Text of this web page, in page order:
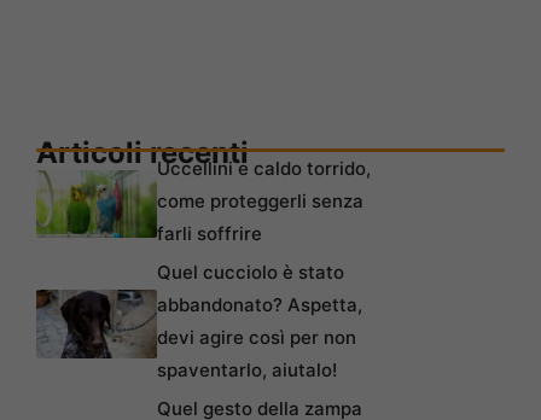
Articoli recentiUccellini e caldo torrido,
come proteggerli senza
farli soffrire
Quel cucciolo è stato
abbandonato? Aspetta,
devi agire così per non
spaventarlo, aiutalo!
Quel gesto della zampa